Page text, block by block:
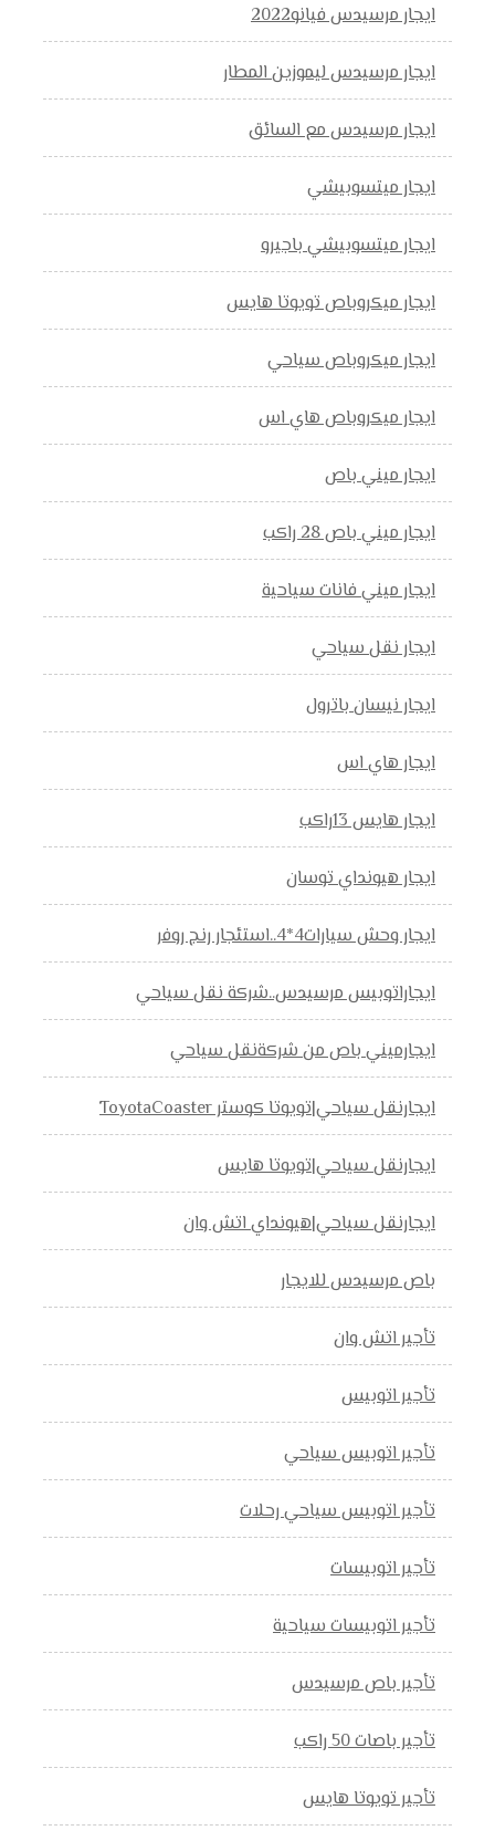
ايجار مرسيدس فيانو2022
ايجار مرسيدس ليموزين المطار
ايجار مرسيدس مع السائق
ايجار ميتسوبيشي
ايجار ميتسوبيشي باجيرو
ايجار ميكروباص تويوتا هايس
ايجار ميكروباص سياحي
ايجار ميكروباص هاي اس
ايجار ميني باص
ايجار ميني باص 28 راكب
ايجار ميني فانات سياحية
ايجار نقل سياحي
ايجار نيسان باترول
ايجار هاي اس
ايجار هايس 13راكب
ايجار هيونداي توسان
ايجار وحش سيارات4*4..استئجار رنج روفر
ايجاراتوبيس مرسيدس..شركة نقل سياحي
ايجارميني باص من شركةنقل سياحي
ايجارنقل سياحي|تويوتا كوستر ToyotaCoaster
ايجارنقل سياحي|تويوتا هايس
ايجارنقل سياحي|هيونداي اتش وان
باص مرسيدس للايجار
تأجير اتش وان
تأجير اتوبيس
تأجير اتوبيس سياحي
تأجير اتوبيس سياحي رحلات
تأجير اتوبيسات
تأجير اتوبيسات سياحية
تأجير باص مرسيدس
تأجير باصات 50 راكب
تأجير تويوتا هايس